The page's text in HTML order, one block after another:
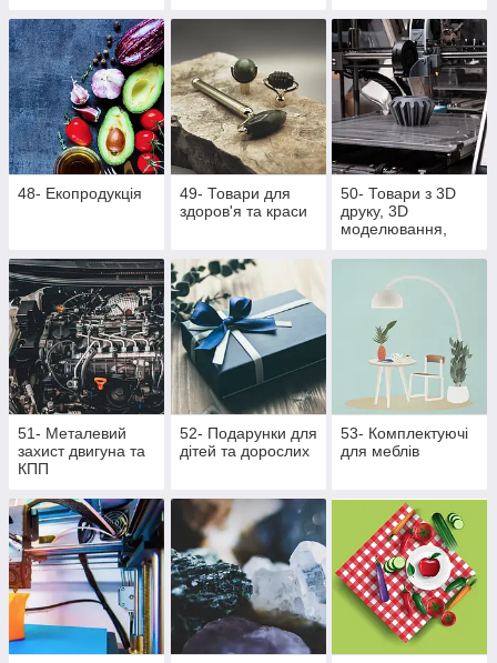
багаття, активна
48- Екопродукція
49- Товари для
здоров'я та краси
50- Товари з 3D
друку, 3D
моделювання,
та литті під тиском
51- Металевий
захист двигуна та
КПП
52- Подарунки для
дітей та дорослих
53- Комплектуючі
для меблів